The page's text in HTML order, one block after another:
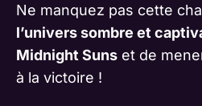
Ne manquez pas cette
l’univers sombre et
Midnight Suns et de
à la victoire !